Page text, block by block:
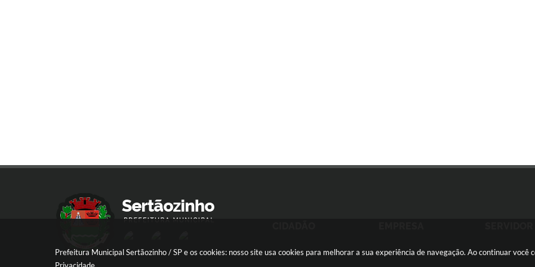
Prefeitura Municipal Sertãozinho / SP e os cookies: nosso site usa cookies para melhorar a sua experiência de navegação. Ao continuar você